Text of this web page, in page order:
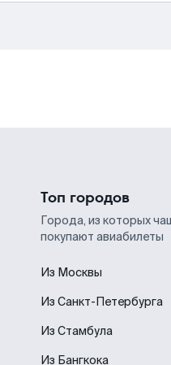
Топ городов
Города, из которых
покупают авиабилеты
Из Москвы
Из Санкт-Петербурга
Из Стамбула
Из Бангкока